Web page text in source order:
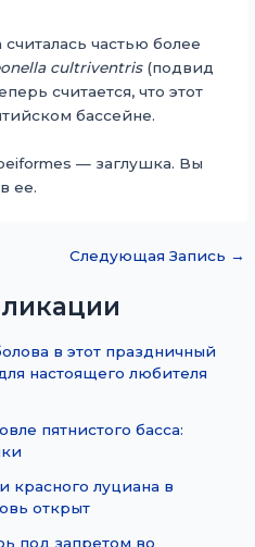
частью более
cultriventris(подвид
считается, что этот
бассейне.
— заглушка. Вы
ее.
Следующая Запись →
в этот праздничный
настоящего любителя
пятнистого басса:
красного луциана в
открыт
под запретом во